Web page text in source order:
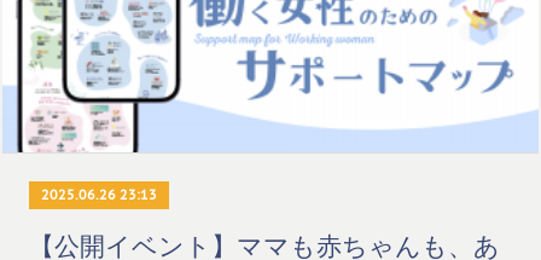
2025.06.26 23:13
【公開イベント】ママも赤ちゃんも、あ